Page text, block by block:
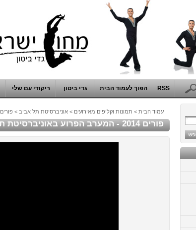
RSS הפוך לעמוד הבית גדי ביטון ריקודי עם שלי
עמוד הבית > תמונות וקליפים מאירועים > אוניברסיטת תל אביב > פורים 2014 - המערב הפרוע באוניברסיטת תל אביב
פורים 2014 - המערב הפרוע באוניברסיטת תל אביב